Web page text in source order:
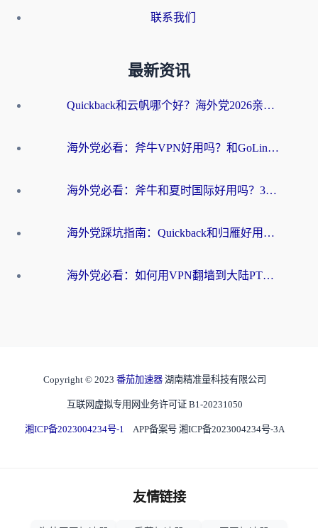
联系我们
最新资讯
Quickback和云帆哪个好？海外党2026亲测指南：选对加速器大陆工具，无缝刷国内剧玩国服
海外党必看：斧牛VPN好用吗？和GoLinkVPN对比哪个回国效果更好？
海外党必看：斧牛和夏时国际好用吗？3步选对回国加速器，无缝刷国内资源
海外党踩坑指南：Quickback和归雁好用吗？选对加速器才能无缝刷国内资源
海外党必看：如何用VPN翻墙到大陆PTT？一篇解决你所有回国加速痛点
Copyright © 2023 番茄加速器 湖南精准量科技有限公司
互联网虚拟专用网业务许可证 B1-20231050
湘ICP备2023004234号-1 APP备案号 湘ICP备2023004234号-3A
友情链接